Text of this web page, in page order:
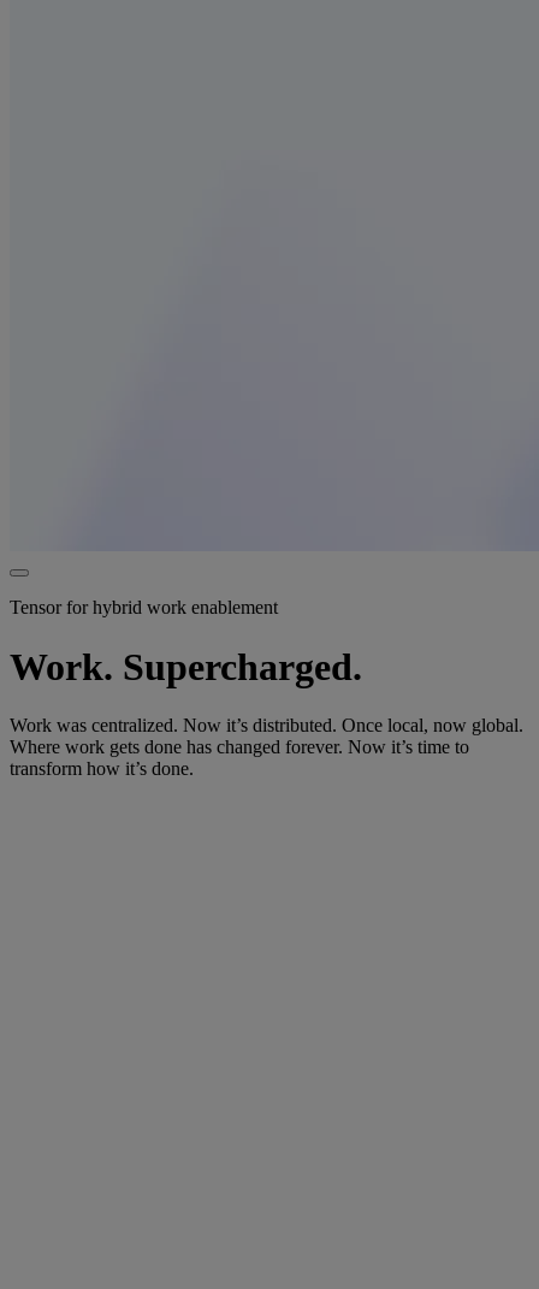
Tensor for hybrid work enablement
Work. Supercharged.
Work was centralized. Now it’s distributed. Once local, now global.
Where work gets done has changed forever. Now it’s time to
transform how it’s done.